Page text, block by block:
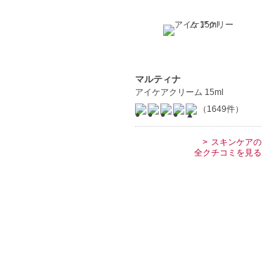
マルティナ
アイケアクリーム 15ml
（1649件）
スキンケアの
全クチコミを見る